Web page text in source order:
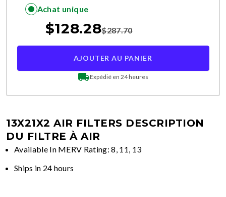
Achat unique
$128.28$287.70
AJOUTER AU PANIER
Expédié en 24 heures
13X21X2 AIR FILTERS DESCRIPTION
DU FILTRE À AIR
Available In MERV Rating: 8, 11, 13
Ships in 24 hours